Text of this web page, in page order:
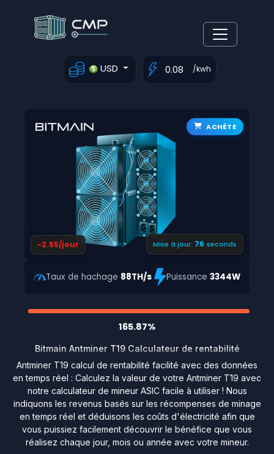
USD /kwh
ACHÈTE
-2.55/jour Mise à jour: 75 seconds
Taux de hachage 88TH/s Puissance3344W
165.87%
Bitmain Antminer T19 Calculateur de rentabilité
Antminer T19 calcul de rentabilité facilité avec des données
en temps réel : Calculez la valeur de votre Antminer T19 avec
notre calculateur de mineur ASIC facile à utiliser ! Nous
indiquons les revenus basés sur les récompenses de minage
en temps réel et déduisons les coûts d'électricité afin que
vous puissiez facilement découvrir le bénéfice que vous
réalisez chaque jour, mois ou année avec votre mineur.